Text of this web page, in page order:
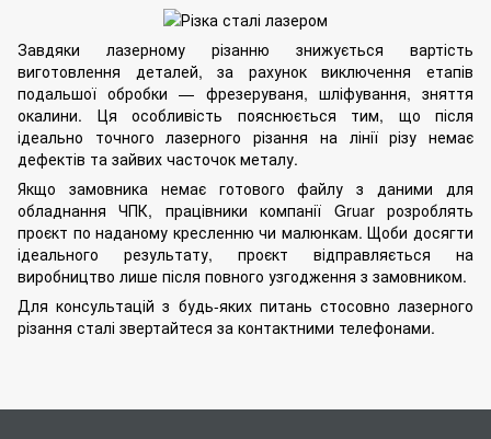
Завдяки лазерному різанню знижується вартість
виготовлення деталей, за рахунок виключення етапів
подальшої обробки — фрезеруваня, шліфування, зняття
окалини. Ця особливість пояснюється тим, що після
ідеально точного лазерного різання на лінії різу немає
дефектів та зайвих часточок металу.
Якщо замовника немає готового файлу з даними для
обладнання ЧПК, працівники компанії Gruar розроблять
проєкт по наданому кресленню чи малюнкам. Щоби досягти
ідеального результату, проєкт відправляється на
виробництво лише після повного узгодження з замовником.
Для консультацій з будь-яких питань стосовно лазерного
різання сталі звертайтеся за контактними телефонами.